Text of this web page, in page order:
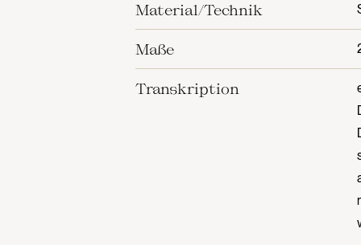
Material/Technik
Maße
Transkription